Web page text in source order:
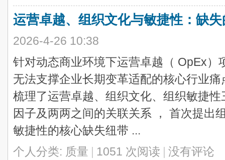
运营卓越、组织文化与敏捷性：缺
2026-4-26 10:38
针对动态商业环境下运营卓越（ OpEx）
无法支撑企业长期变革适配的核心行业
梳理了运营卓越、组织文化、组织敏捷
因子及两两之间的关联关系 ， 首次提出
敏捷性的核心缺失纽带 ...
个人分类: 质量 | 1051 次阅读 | 没有评论